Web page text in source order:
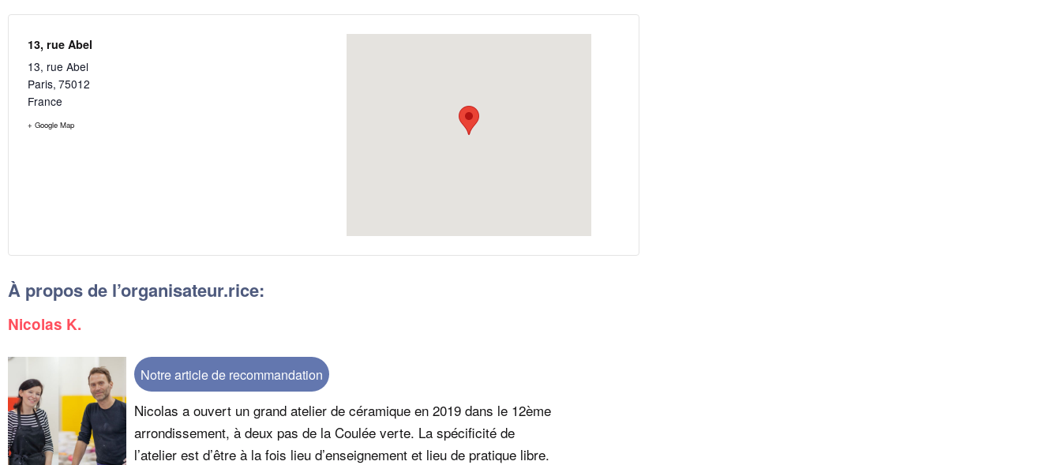
13, rue Abel
13, rue Abel
Paris, 75012
France
+ Google Map
À propos de l’organisateur.rice:
Nicolas K.
Notre article de recommandation
Nicolas a ouvert un grand atelier de céramique en 2019 dans le 12ème
arrondissement, à deux pas de la Coulée verte. La spécificité de
l’atelier est d’être à la fois lieu d’enseignement et lieu de pratique libre.